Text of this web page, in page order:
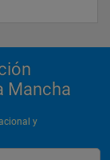
Mancha
y